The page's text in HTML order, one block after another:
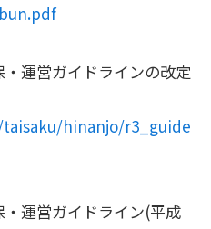
運営ガイドラインの改定
hinanjo/r3_guide
運営ガイドライン(平成